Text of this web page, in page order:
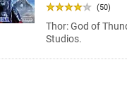
(50)
Thor: God of
Studios.